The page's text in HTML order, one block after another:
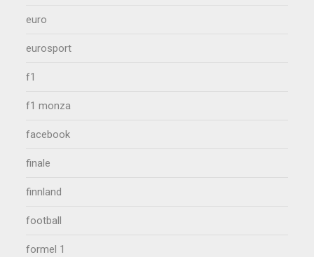
euro
eurosport
f1
f1 monza
facebook
finale
finnland
football
formel 1